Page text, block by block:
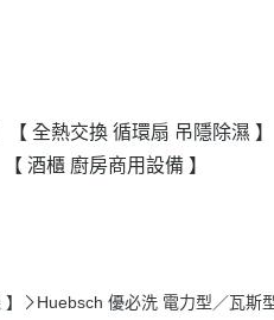
【 全熱交換 循環扇 吊隱除濕 】
【 酒櫃 廚房商用設備 】
【 洗衣機 乾衣機 】 Huebsch 優必洗 電力型／瓦斯